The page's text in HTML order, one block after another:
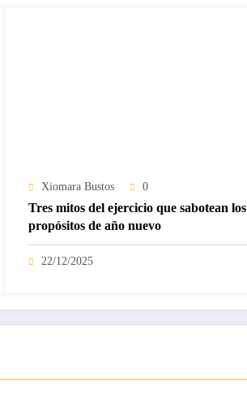
Xiomara Bustos 0
Tres mitos del ejercicio que sabotean los
propósitos de año nuevo
22/12/2025